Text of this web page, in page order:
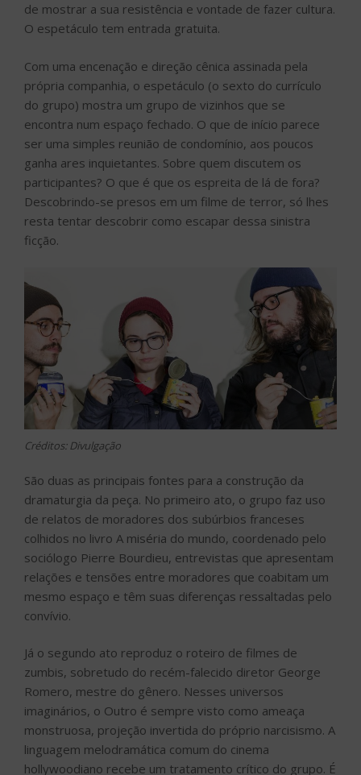
de mostrar a sua resistência e vontade de fazer cultura.
O espetáculo tem entrada gratuita.
Com uma encenação e direção cênica assinada pela
própria companhia, o espetáculo (o sexto do currículo
do grupo) mostra um grupo de vizinhos que se
encontra num espaço fechado. O que de início parece
ser uma simples reunião de condomínio, aos poucos
ganha ares inquietantes. Sobre quem discutem os
participantes? O que é que os espreita de lá de fora?
Descobrindo-se presos em um filme de terror, só lhes
resta tentar descobrir como escapar dessa sinistra
ficção.
Créditos: Divulgação
São duas as principais fontes para a construção da
dramaturgia da peça. No primeiro ato, o grupo faz uso
de relatos de moradores dos subúrbios franceses
colhidos no livro A miséria do mundo, coordenado pelo
sociólogo Pierre Bourdieu, entrevistas que apresentam
relações e tensões entre moradores que coabitam um
mesmo espaço e têm suas diferenças ressaltadas pelo
convívio.
Já o segundo ato reproduz o roteiro de filmes de
zumbis, sobretudo do recém-falecido diretor George
Romero, mestre do gênero. Nesses universos
imaginários, o Outro é sempre visto como ameaça
monstruosa, projeção invertida do próprio narcisismo. A
linguagem melodramática comum do cinema
hollywoodiano recebe um tratamento crítico do grupo. É